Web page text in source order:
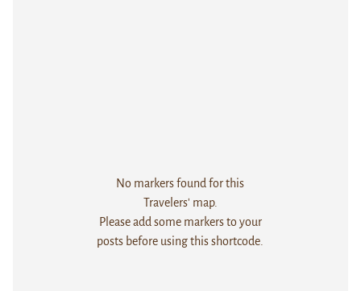
No markers found for this
Travelers' map.
Please add some markers to your
posts before using this shortcode.